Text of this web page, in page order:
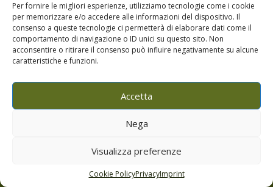
Per fornire le migliori esperienze, utilizziamo tecnologie come i cookie
per memorizzare e/o accedere alle informazioni del dispositivo. Il
consenso a queste tecnologie ci permetterà di elaborare dati come il
comportamento di navigazione o ID unici su questo sito. Non
acconsentire o ritirare il consenso può influire negativamente su alcune
caratteristiche e funzioni.
Accetta
Nega
Visualizza preferenze
Cookie PolicyPrivacyImprint
"googleplus", "twitter", "pinterest", "whatsapp"] });